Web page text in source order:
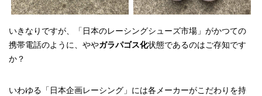
いきなりですが、「日本のレーシングシューズ市場」がかつての
携帯電話のように、ややガラパゴス化状態であるのはご存知です
か？
いわゆる「日本企画レーシング」には各メーカーがこだわりを持